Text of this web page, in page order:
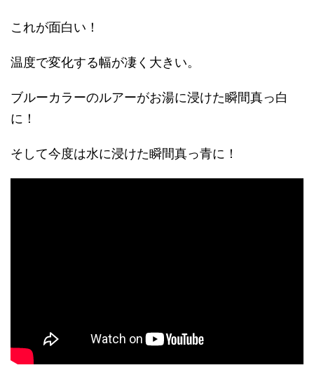
これが面白い！
温度で変化する幅が凄く大きい。
ブルーカラーのルアーがお湯に浸けた瞬間真っ白
に！
そして今度は水に浸けた瞬間真っ青に！